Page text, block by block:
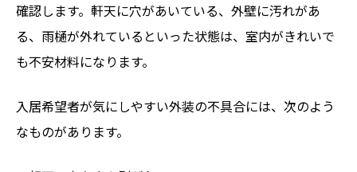
確認します。軒天に穴があいている、外壁に汚れがあ
る、雨樋が外れているといった状態は、室内がきれいで
も不安材料になります。
入居希望者が気にしやすい外装の不具合には、次のよう
なものがあります。